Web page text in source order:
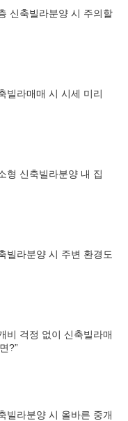
신축빌라분양 시 주의할
빌라매매 시 시세 미리
형 신축빌라분양 내 집
빌라분양 시 주변 환경도
비 걱정 없이 신축빌라매
?”
빌라분양 시 올바른 중개